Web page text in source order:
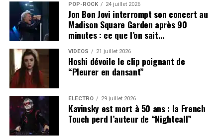
POP-ROCK 24 juillet 2026
Jon Bon Jovi interrompt son concert au
Madison Square Garden après 90
minutes : ce que l’on sait…
VIDEOS 21 juillet 2026
Hoshi dévoile le clip poignant de
“Pleurer en dansant”
ÉLECTRO 29 juillet 2026
Kavinsky est mort à 50 ans : la French
Touch perd l’auteur de “Nightcall”